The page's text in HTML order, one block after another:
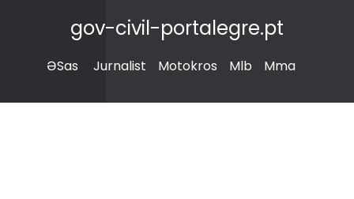
gov-civil-portalegre.pt
ƏSas Jurnalist Motokros Mlb Mma